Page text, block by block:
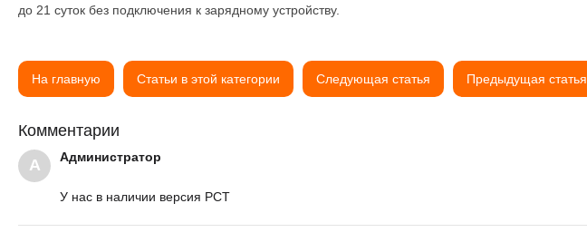
до 21 суток без подключения к зарядному устройству.
На главную Статьи в этой категории Следующая статья Предыдущая статья
Комментарии
А
Администратор
У нас в наличии версия РСТ